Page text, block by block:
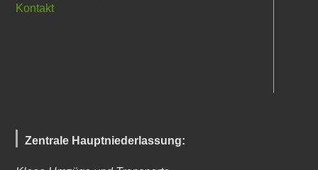
Kontakt
Zentrale Hauptniederlassung: